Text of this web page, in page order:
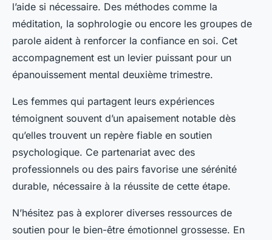
l’aide si nécessaire. Des méthodes comme la
méditation, la sophrologie ou encore les groupes de
parole aident à renforcer la confiance en soi. Cet
accompagnement est un levier puissant pour un
épanouissement mental deuxième trimestre.
Les femmes qui partagent leurs expériences
témoignent souvent d’un apaisement notable dès
qu’elles trouvent un repère fiable en soutien
psychologique. Ce partenariat avec des
professionnels ou des pairs favorise une sérénité
durable, nécessaire à la réussite de cette étape.
N’hésitez pas à explorer diverses ressources de
soutien pour le bien-être émotionnel grossesse. En